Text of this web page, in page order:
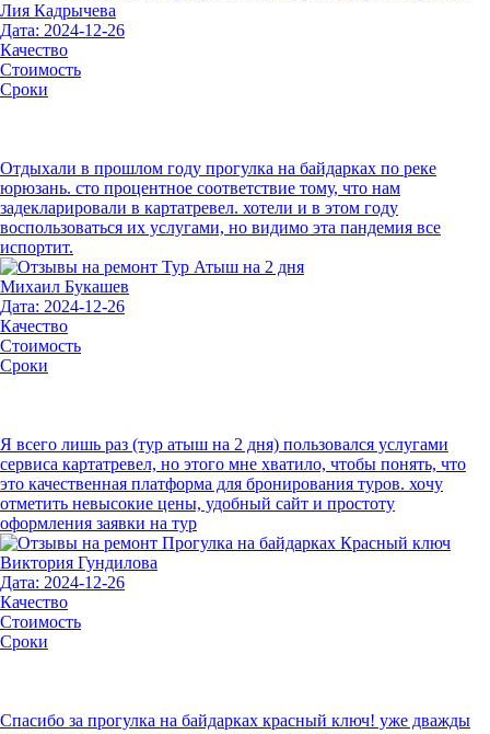
Лия Кадрычева
Дата: 2024-12-26
Качество
Стоимость
Сроки
Отдыхали в прошлом году прогулка на байдарках по реке
юрюзань. сто процентное соответствие тому, что нам
задекларировали в картатревел. хотели и в этом году
воспользоваться их услугами, но видимо эта пандемия все
испортит.
Михаил Букашев
Дата: 2024-12-26
Качество
Стоимость
Сроки
Я всего лишь раз (тур атыш на 2 дня) пользовался услугами
сервиса картатревел, но этого мне хватило, чтобы понять, что
это качественная платформа для бронирования туров. хочу
отметить невысокие цены, удобный сайт и простоту
оформления заявки на тур
Виктория Гундилова
Дата: 2024-12-26
Качество
Стоимость
Сроки
Спасибо за прогулка на байдарках красный ключ! уже дважды